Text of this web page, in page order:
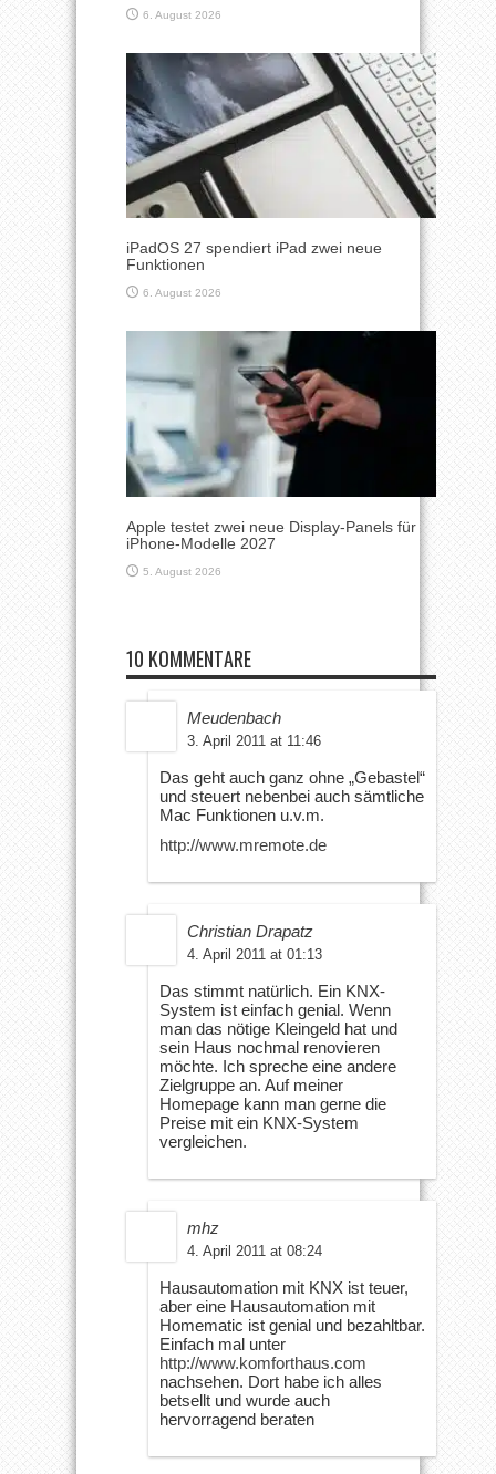
6. August 2026
iPadOS 27 spendiert iPad zwei neue
Funktionen
6. August 2026
Apple testet zwei neue Display-Panels für
iPhone-Modelle 2027
5. August 2026
10 KOMMENTARE
Meudenbach
3. April 2011 at 11:46
Das geht auch ganz ohne „Gebastel“
und steuert nebenbei auch sämtliche
Mac Funktionen u.v.m.
http://www.mremote.de
Christian Drapatz
4. April 2011 at 01:13
Das stimmt natürlich. Ein KNX-
System ist einfach genial. Wenn
man das nötige Kleingeld hat und
sein Haus nochmal renovieren
möchte. Ich spreche eine andere
Zielgruppe an. Auf meiner
Homepage kann man gerne die
Preise mit ein KNX-System
vergleichen.
mhz
4. April 2011 at 08:24
Hausautomation mit KNX ist teuer,
aber eine Hausautomation mit
Homematic ist genial und bezahltbar.
Einfach mal unter
http://www.komforthaus.com
nachsehen. Dort habe ich alles
betsellt und wurde auch
hervorragend beraten